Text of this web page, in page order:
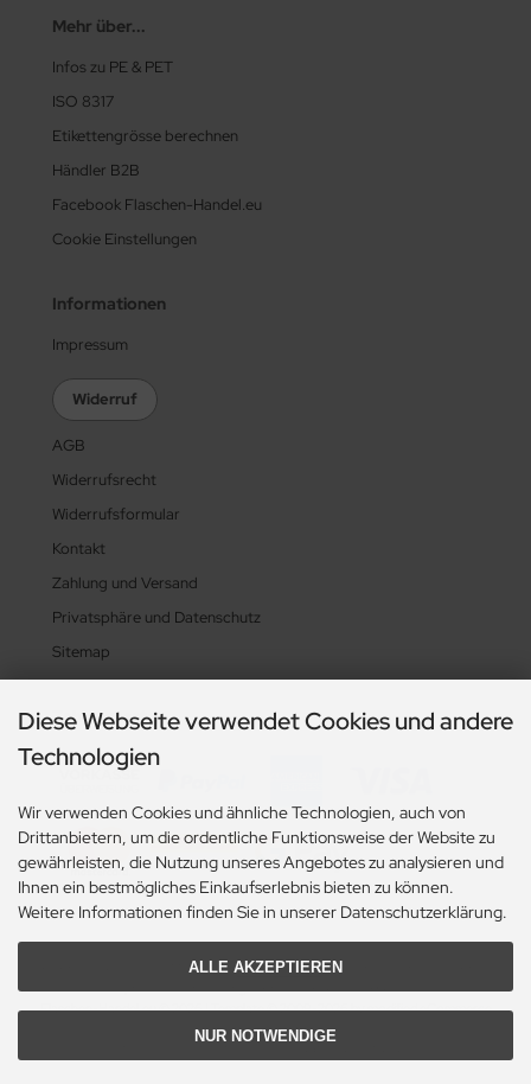
Mehr über...
Infos zu PE & PET
ISO 8317
Etikettengrösse berechnen
Händler B2B
Facebook Flaschen-Handel.eu
Cookie Einstellungen
Informationen
Impressum
Widerruf
AGB
Widerrufsrecht
Widerrufsformular
Kontakt
Zahlung und Versand
Privatsphäre und Datenschutz
Sitemap
Zahlungsarten
Alle Preise exkl. gesetzl. MwSt. zzgl.Versandkosten. Die durchgestrichenen Preise
entsprechen dem bisherigen Preis bei Flaschen-Handel.eu.
Flaschen-Handel.eu © 2026 | Template © 2009-2026 by modified eCommerce
Shopsoftware
Diese Webseite verwendet Cookies und andere
Technologien
Wir verwenden Cookies und ähnliche Technologien, auch von
Drittanbietern, um die ordentliche Funktionsweise der Website zu
gewährleisten, die Nutzung unseres Angebotes zu analysieren und
Ihnen ein bestmögliches Einkaufserlebnis bieten zu können.
Weitere Informationen finden Sie in unserer Datenschutzerklärung.
ALLE AKZEPTIEREN
NUR NOTWENDIGE